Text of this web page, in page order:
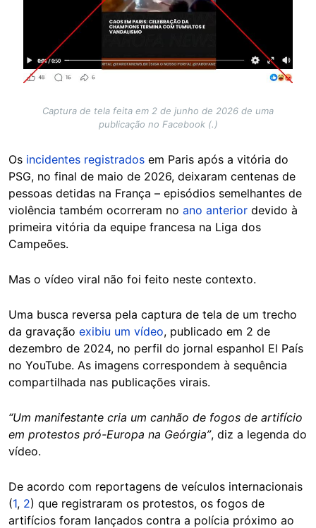
Captura de tela feita em 2 de junho de 2026 de uma
publicação no Facebook (.)
Os incidentes registrados em Paris após a vitória do
PSG, no final de maio de 2026, deixaram centenas de
pessoas detidas na França – episódios semelhantes de
violência também ocorreram no ano anterior devido à
primeira vitória da equipe francesa na Liga dos
Campeões.
Mas o vídeo viral não foi feito neste contexto.
Uma busca reversa pela captura de tela de um trecho
da gravação exibiu um vídeo, publicado em 2 de
dezembro de 2024, no perfil do jornal espanhol El País
no YouTube. As imagens correspondem à sequência
compartilhada nas publicações virais.
“Um manifestante cria um canhão de fogos de artifício
em protestos pró-Europa na Geórgia”, diz a legenda do
vídeo.
De acordo com reportagens de veículos internacionais
(1, 2) que registraram os protestos, os fogos de
artifícios foram lançados contra a polícia próximo ao